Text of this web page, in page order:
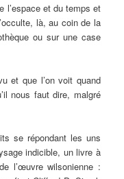
l’espace et du temps et
là, au coin de la
ou sur une case
et que l’on voit quand
nous faut dire, malgré
se répondant les uns
indicible, un livre à
l’œuvre wilsonienne :